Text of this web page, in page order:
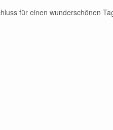
für einen wunderschönen